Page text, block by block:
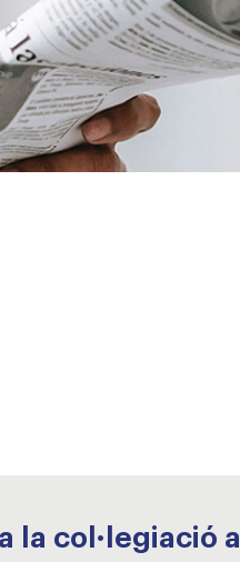
la col·legiació a